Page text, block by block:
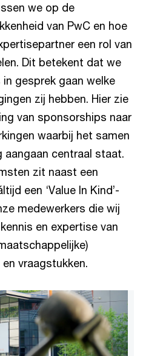
we op de
van PwC en hoe
een rol van
Dit betekent dat we
gesprek gaan welke
zij hebben. Hier zie
van sponsorships naar
waarbij het samen
aangaan centraal staat.
zit naast een
een ‘Value In Kind’-
medewerkers die wij
en expertise van
vraagstukken.